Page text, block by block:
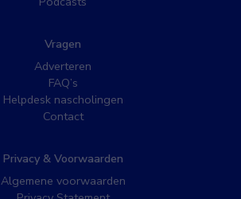
Vragen
Adverteren
FAQ’s
Helpdesk nascholingen
Contact
Privacy & Voorwaarden
Algemene voorwaarden